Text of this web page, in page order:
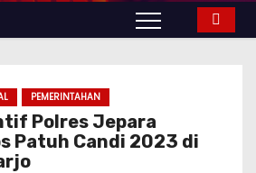
PEMERINTAHAN
Polres Jepara
Patuh Candi 2023 di